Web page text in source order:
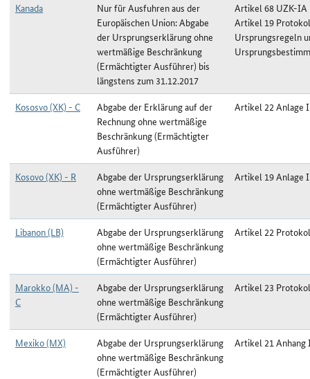
Kanada
Nur für Ausfuhren aus der
Europäischen Union: Abgabe
der Ursprungserklärung ohne
wertmäßige Beschränkung
(Ermächtigter Ausführer) bis
längstens zum 31.12.2017
Artikel 68 UZK-IA
Artikel 19
Ursprungsregeln
Kososvo (XK) - C
Abgabe der Erklärung auf der
Rechnung ohne wertmäßige
Beschränkung (Ermächtigter
Ausführer)
Artikel 22 Anlage I
Kosovo (XK) - R
Abgabe der Ursprungserklärung
ohne wertmäßige Beschränkung
(Ermächtigter Ausführer)
Artikel 19 Anlage I
Libanon (LB)
Abgabe der Ursprungserklärung
ohne wertmäßige Beschränkung
(Ermächtigter Ausführer)
Artikel 22
Marokko (MA) -
C
Abgabe der Ursprungserklärung
ohne wertmäßige Beschränkung
(Ermächtigter Ausführer)
Artikel 23
Mexiko (MX)
Abgabe der Ursprungserklärung
ohne wertmäßige Beschränkung
(Ermächtigter Ausführer)
Artikel 21